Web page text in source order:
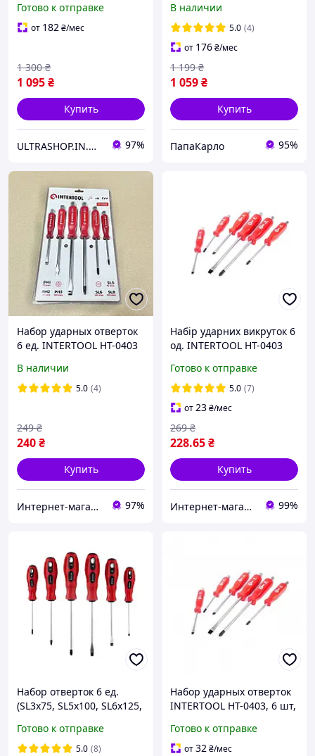
3358 с битами SL PH T
Готово к отправке
от 182₴/мес
1 095₴
1 300 ₴
Купить
ULTRASHOP.IN.UA 🛒 Интернет-магазин трендовых гаджетов 97%
В наличии
5.0 (4)
от 176₴/мес
1 059₴
1 199 ₴
Купить
ПапаКарло 95%
Набор ударных отверток
6 ед. INTERTOOL HT-0403
В наличии
5.0 (4)
240₴
249 ₴
Купить
Интернет-магазин "Деталион" 97%
Набір ударних викруток 6
од. INTERTOOL HT-0403
Готово к отправке
5.0 (7)
от23₴/мес
228.65₴
269 ₴
Купить
Интернет-магазин "Willoas" 99%
Набор отверток 6 ед.
(SL3x75, SL5x100, SL6x125,
PH2x125) INTERTOOL VT-
2005
Готово к отправке
5.0 (8)
Набор ударных отверток
INTERTOOL HT-0403, 6 шт,
Готово к отправке
от32₴/мес